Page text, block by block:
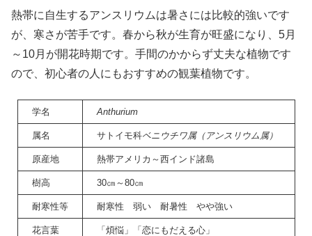
熱帯に自生するアンスリウムは暑さには比較的強いです
が、寒さが苦手です。春から秋が生育が旺盛になり、5月
～10月が開花時期です。手間のかからず丈夫な植物です
ので、初心者の人にもおすすめの観葉植物です。
学名 Anthurium
属名 サトイモ科ベニウチワ属（アンスリウム属）
原産地 熱帯アメリカ～西インド諸島
樹高 30㎝～80㎝
耐寒性等 耐寒性 弱い 耐暑性 やや強い
花言葉 「煩悩」「恋にもだえる心」